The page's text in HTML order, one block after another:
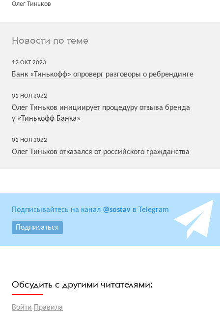
Олег Тиньков
Новости по теме
12 ОКТ 2023
Банк «Тинькофф» опроверг разговоры о ребрендинге
01 НОЯ 2022
Олег Тиньков инициирует процедуру отзыва бренда
у «Тинькофф Банка»
01 НОЯ 2022
Олег Тиньков отказался от российского гражданства
Подписывайтесь на канал @sostav в Telegram
Подписаться
Обсудить с другими читателями:
Войти Правила